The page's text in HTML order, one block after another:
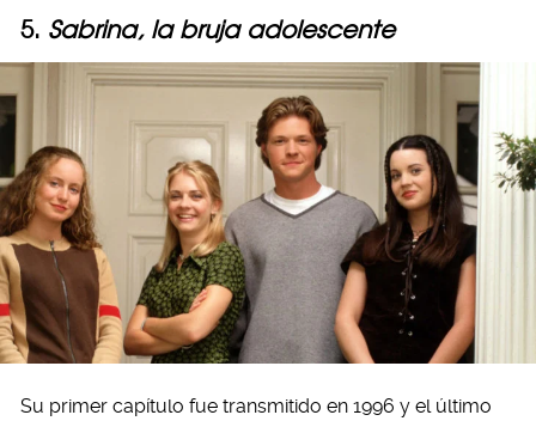
5. Sabrina, la bruja adolescente
Su primer capítulo fue transmitido en 1996 y el último